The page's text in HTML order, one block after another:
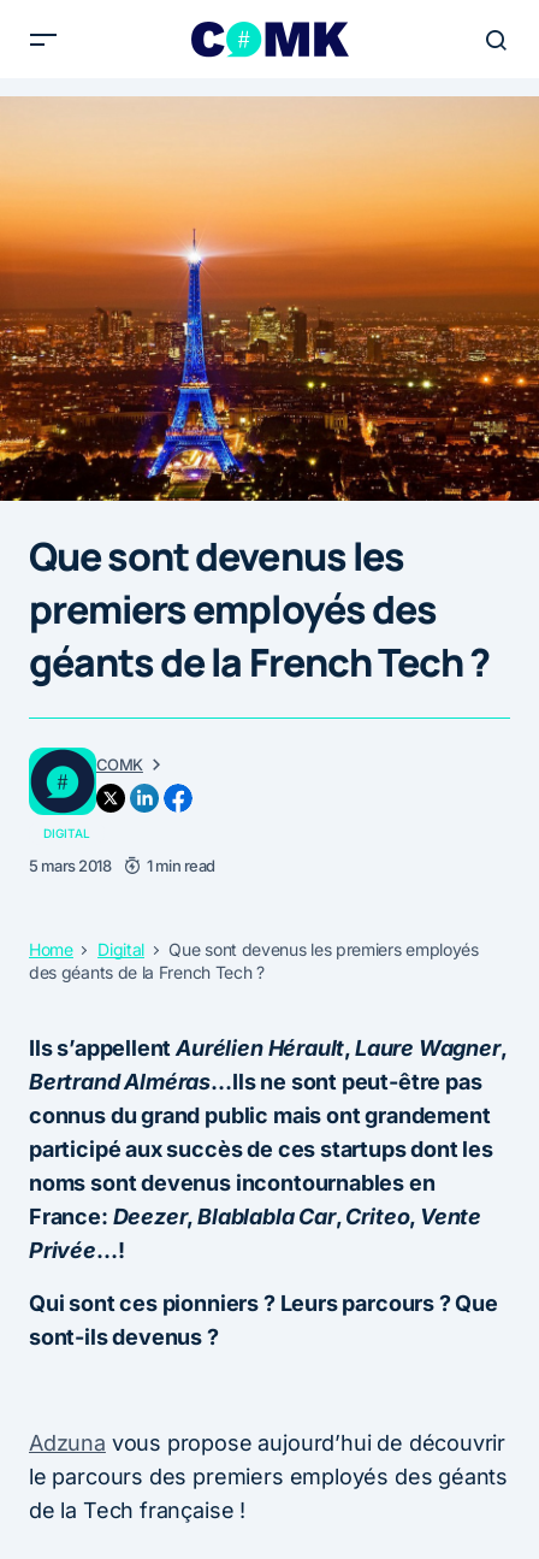
Que sont devenus les
premiers employés des
géants de la French Tech ?
COMK
DIGITAL
5 mars 2018 1 min read
Home Digital
Que sont devenus les premiers employés
des géants de la French Tech ?
Ils s’appellentAurélien Hérault,Laure Wagner,
Bertrand Alméras…Ils ne sont peut-être pas
connus du grand public mais ont grandement
participé aux succès de ces startups dont les
noms sont devenus incontournables en
France: Deezer,Blablabla Car,Criteo, Vente
Privée…!
Qui sont ces pionniers ? Leurs parcours ? Que
sont-ils devenus ?
Adzuna vous propose aujourd’hui de découvrir
le parcours des premiers employés des géants
de la Tech française !